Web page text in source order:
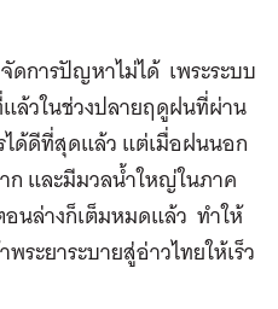
ดการปัญหาไม่ได้ เพระระบบ
ล้วในช่วงปลายฤดูฝนที่ผ่าน
ได้ดีที่สุดแล้ว แต่เมื่อฝนนอก
และมีมวลน้ำใหญ่ในภาค
นล่างก็เต็มหมดแล้ว ทำให้
ระยาระบายสู่อ่าวไทยให้เร็ว